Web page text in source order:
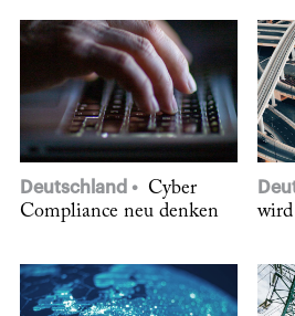
Deutschland
Cyber
Compliance neu denken
wird